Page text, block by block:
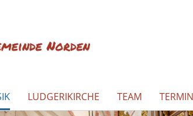
LUDGERIKIRCHE TEAM